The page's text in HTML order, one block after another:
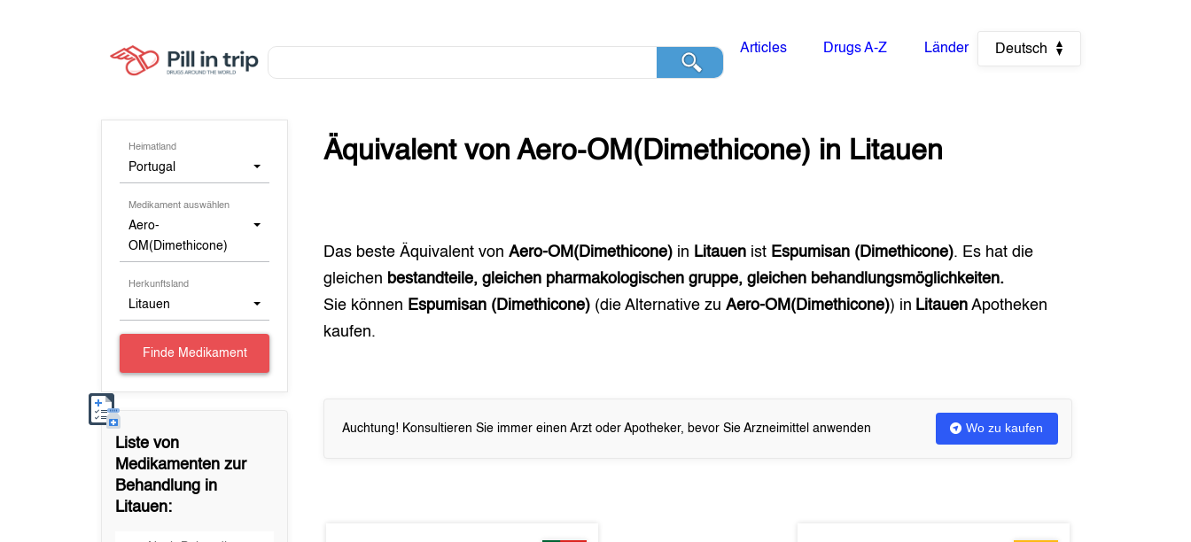
Articles Drugs A-Z Länder Deutsch
Heimatland
Portugal
Medikament auswählen
Aero-
OM(Dimethicone)
Herkunftsland
Litauen
Finde Medikament
Liste von
Medikamenten zur
Behandlung in
Litauen:
Äquivalent vonAero-OM(Dimethicone) in Litauen
Das beste Äquivalent vonAero-OM(Dimethicone) in Litauen ist Espumisan (Dimethicone). Es hat die
gleichen bestandteile, gleichen pharmakologischen gruppe, gleichen behandlungsmöglichkeiten.
Sie können Espumisan (Dimethicone) (die Alternative zuAero-OM(Dimethicone)) in Litauen Apotheken
kaufen.
Auchtung! Konsultieren Sie immer einen Arzt oder Apotheker, bevor Sie Arzneimittel anwenden Wo zu kaufen